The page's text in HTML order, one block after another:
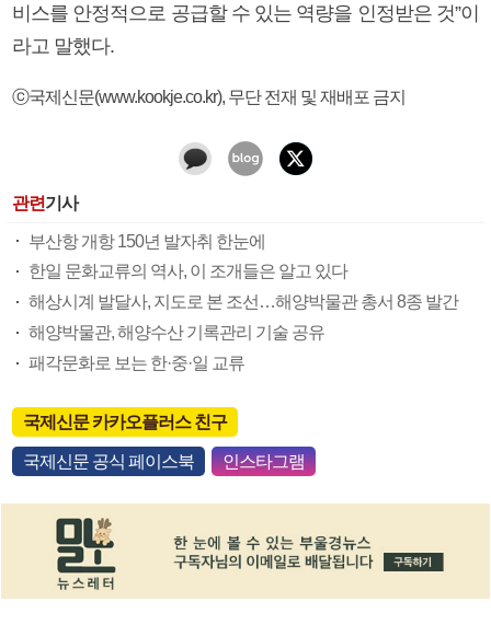
비스를 안정적으로 공급할 수 있는 역량을 인정받은 것”이
라고 말했다.
ⓒ국제신문(www.kookje.co.kr), 무단 전재 및 재배포 금지
관련기사
부산항 개항 150년 발자취 한눈에
한일 문화교류의 역사, 이 조개들은 알고 있다
해상시계 발달사, 지도로 본 조선…해양박물관 총서 8종 발간
해양박물관, 해양수산 기록관리 기술 공유
패각문화로 보는 한·중·일 교류
국제신문 카카오플러스 친구
국제신문 공식 페이스북 인스타그램